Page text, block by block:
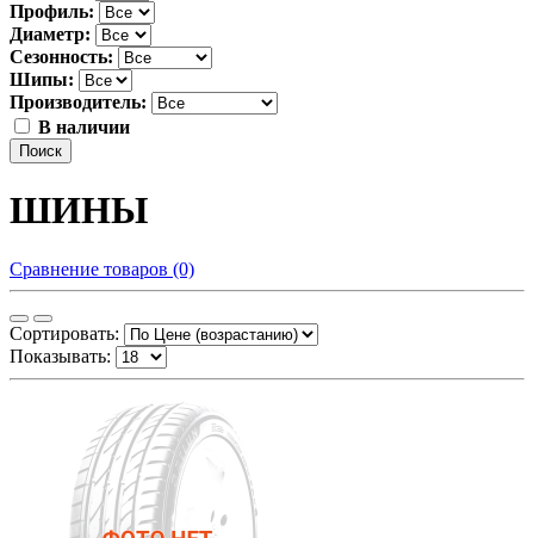
Профиль:
Диаметр:
Сезонность:
Шипы:
Производитель:
В наличии
Поиск
ШИНЫ
Сравнение товаров (0)
Сортировать:
Показывать: